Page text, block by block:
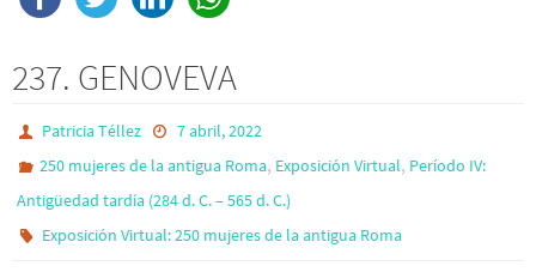
237. GENOVEVA
Patricia Téllez
7 abril, 2022
250 mujeres de la antigua Roma, Exposición Virtual, Período IV:
Antigüedad tardía (284 d. C. – 565 d. C.)
Exposición Virtual: 250 mujeres de la antigua Roma